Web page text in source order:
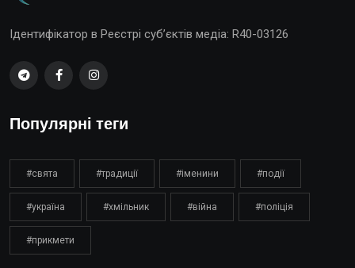
Ідентифікатор в Реєстрі суб’єктів медіа: R40-03126
Популярні теги
#свята #традиції #іменини #події
#україна #хмільник #війна #поліція
#прикмети